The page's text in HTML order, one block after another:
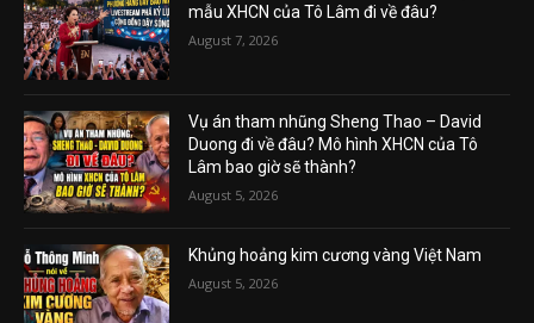
mẫu XHCN của Tô Lâm đi về đâu?
August 7, 2026
Vụ án tham nhũng Sheng Thao – David
Duong đi về đâu? Mô hình XHCN của Tô
Lâm bao giờ sẽ thành?
August 5, 2026
Khủng hoảng kim cương vàng Việt Nam
August 5, 2026